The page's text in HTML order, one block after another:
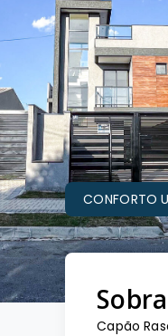
CONFORTO
Capão